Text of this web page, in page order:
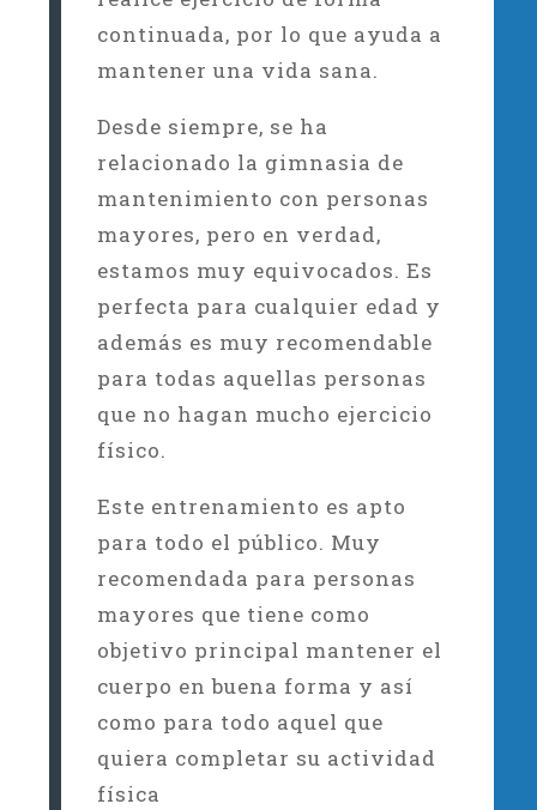
continuada, por lo que ayuda a
mantener una vida sana.
Desde siempre, se ha
relacionado la gimnasia de
mantenimiento con personas
mayores, pero en verdad,
estamos muy equivocados. Es
perfecta para cualquier edad y
además es muy recomendable
para todas aquellas personas
que no hagan mucho ejercicio
físico.
Este entrenamiento es apto
para todo el público. Muy
recomendada para personas
mayores que tiene como
objetivo principal mantener el
cuerpo en buena forma y así
como para todo aquel que
quiera completar su actividad
física